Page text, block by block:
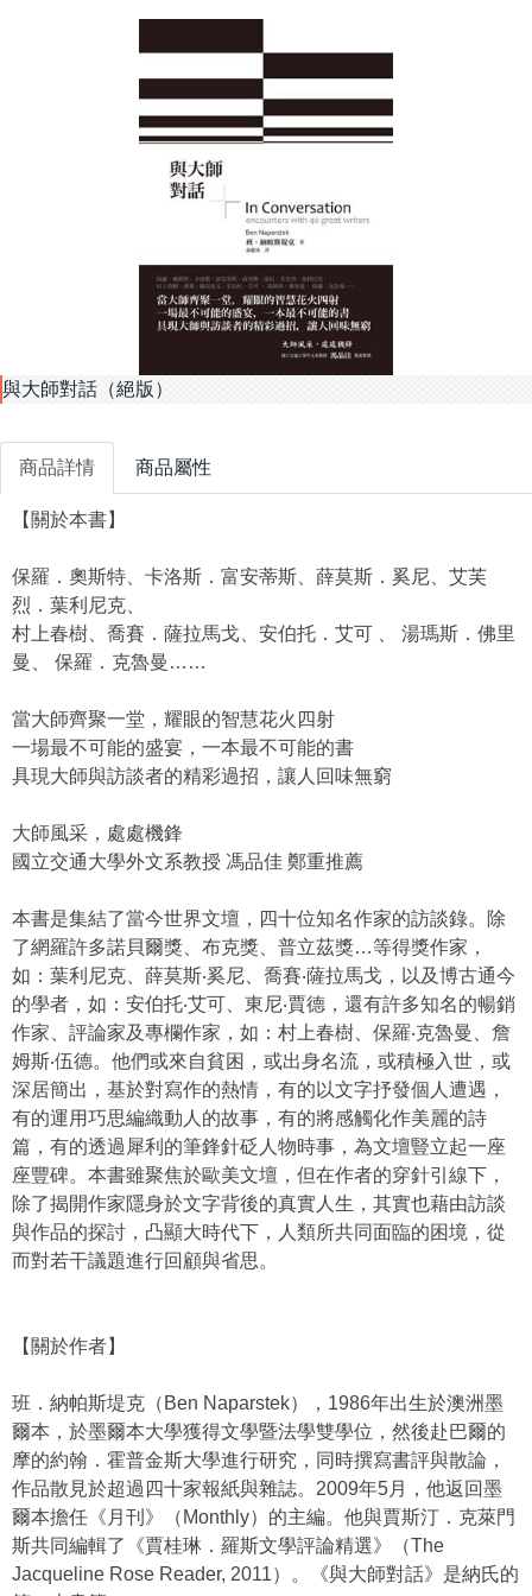
與大師對話（絕版）
商品詳情 商品屬性
【關於本書】
保羅．奧斯特、卡洛斯．富安蒂斯、薛莫斯．奚尼、艾芙
烈．葉利尼克、
村上春樹、喬賽．薩拉馬戈、安伯托．艾可 、 湯瑪斯．佛里
曼、 保羅．克魯曼……
當大師齊聚一堂，耀眼的智慧花火四射
一場最不可能的盛宴，一本最不可能的書
具現大師與訪談者的精彩過招，讓人回味無窮
大師風采，處處機鋒
國立交通大學外文系教授 馮品佳 鄭重推薦
本書是集結了當今世界文壇，四十位知名作家的訪談錄。除
了網羅許多諾貝爾獎、布克獎、普立茲獎…等得獎作家，
如：葉利尼克、薛莫斯‧奚尼、喬賽‧薩拉馬戈，以及博古通今
的學者，如：安伯托‧艾可、東尼‧賈德，還有許多知名的暢銷
作家、評論家及專欄作家，如：村上春樹、保羅‧克魯曼、詹
姆斯‧伍德。他們或來自貧困，或出身名流，或積極入世，或
深居簡出，基於對寫作的熱情，有的以文字抒發個人遭遇，
有的運用巧思編織動人的故事，有的將感觸化作美麗的詩
篇，有的透過犀利的筆鋒針砭人物時事，為文壇豎立起一座
座豐碑。本書雖聚焦於歐美文壇，但在作者的穿針引線下，
除了揭開作家隱身於文字背後的真實人生，其實也藉由訪談
與作品的探討，凸顯大時代下，人類所共同面臨的困境，從
而對若干議題進行回顧與省思。
【關於作者】
班．納帕斯堤克（Ben Naparstek），1986年出生於澳洲墨
爾本，於墨爾本大學獲得文學暨法學雙學位，然後赴巴爾的
摩的約翰．霍普金斯大學進行研究，同時撰寫書評與散論，
作品散見於超過四十家報紙與雜誌。2009年5月，他返回墨
爾本擔任《月刊》（Monthly）的主編。他與賈斯汀．克萊門
斯共同編輯了《賈桂琳．羅斯文學評論精選》（The
Jacqueline Rose Reader, 2011）。《與大師對話》是納氏的